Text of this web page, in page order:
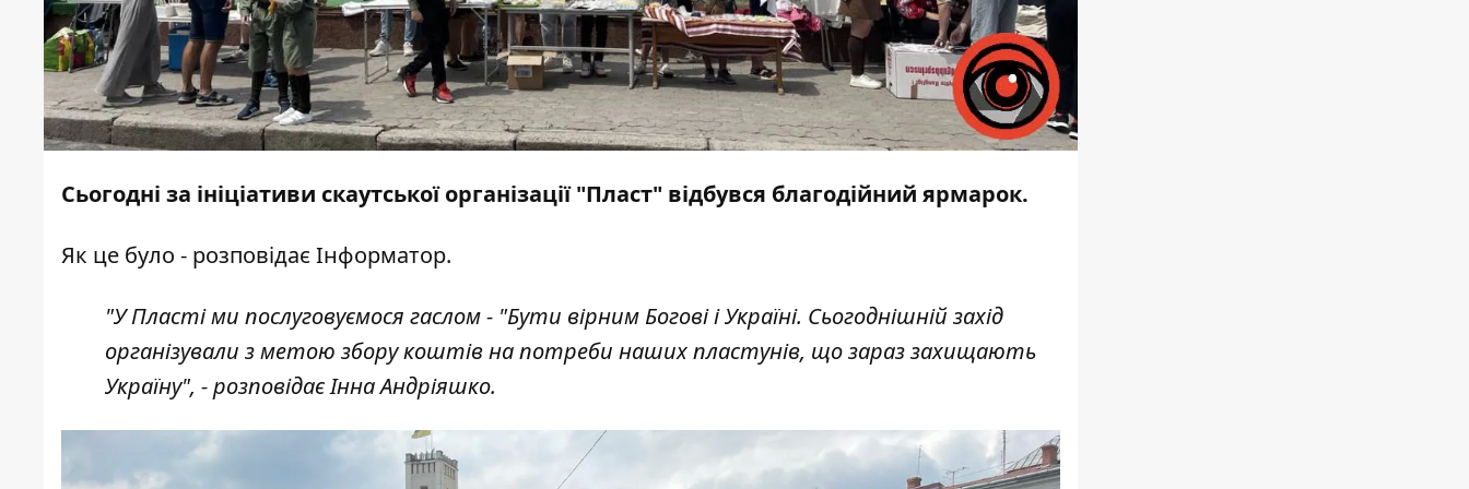
Сьогодні за ініціативи скаутської організації "Пласт" відбувся благодійний ярмарок.
Як це було - розповідає Інформатор.
"У Пласті ми послуговуємося гаслом - "Бути вірним Богові і Україні. Сьогоднішній захід
організували з метою збору коштів на потреби наших пластунів, що зараз захищають
Україну", - розповідає Інна Андріяшко.